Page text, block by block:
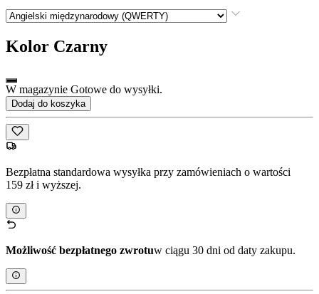
Kolor Czarny
W magazynie Gotowe do wysyłki.
Dodaj do koszyka
Bezpłatna standardowa wysyłka przy zamówieniach o wartości
159 zł i wyższej.
Możliwość bezpłatnego zwrotuw ciągu 30 dni od daty zakupu.